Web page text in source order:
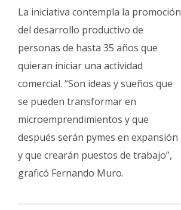
La iniciativa contempla la promoción
del desarrollo productivo de
personas de hasta 35 años que
quieran iniciar una actividad
comercial. “Son ideas y sueños que
se pueden transformar en
microemprendimientos y que
después serán pymes en expansión
y que crearán puestos de trabajo”,
graficó Fernando Muro.